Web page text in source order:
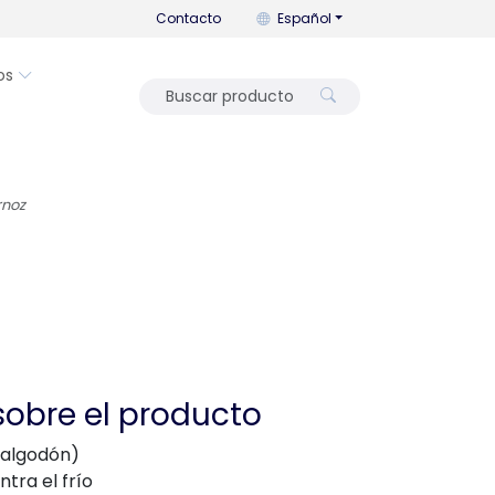
Contacto Puedes cambiar el idioma con
Español
el producto
el frío